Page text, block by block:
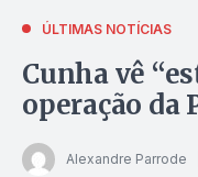
ÚLTIMAS NOTÍCIAS
Cunha vê
operação da
Alexandre Parrode